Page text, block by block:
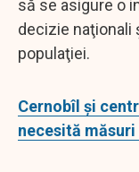
să se asigure o
decizie naţionali
populaţiei.
Cernobîl și
necesită măsuri